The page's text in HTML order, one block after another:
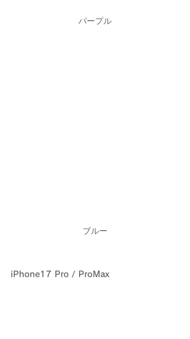
パープル
ブルー
iPhone17 Pro / ProMax